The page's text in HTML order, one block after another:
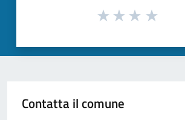
Contatta il comune